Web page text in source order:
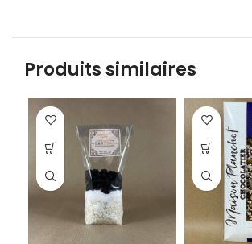
Produits similaires